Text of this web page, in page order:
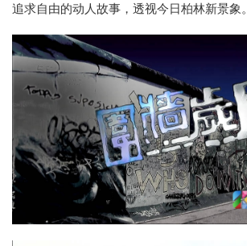
追求自由的动人故事，透视今日柏林新景象。